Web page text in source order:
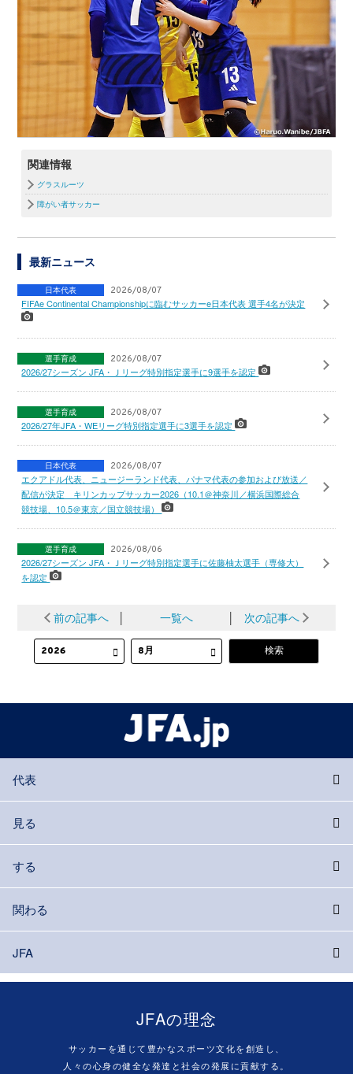
関連情報
グラスルーツ
障がい者サッカー
最新ニュース
日本代表 2026/08/07
FIFAe Continental Championshipに臨むサッカーe日本代表 選手4名が決定
選手育成 2026/08/07
2026/27シーズン JFA・Ｊリーグ特別指定選手に9選手を認定
選手育成 2026/08/07
2026/27年JFA・WEリーグ特別指定選手に3選手を認定
日本代表 2026/08/07
エクアドル代表、ニュージーランド代表、パナマ代表の参加および放送／
配信が決定 キリンカップサッカー2026（10.1＠神奈川／横浜国際総合
競技場、10.5＠東京／国立競技場）
選手育成 2026/08/06
2026/27シーズン JFA・Ｊリーグ特別指定選手に佐藤柚太選手（専修大）
を認定
前の記事へ │ 一覧へ │ 次の記事へ
代表
見る
する
関わる
JFA
JFAの理念
サッカーを通じて豊かなスポーツ文化を創造し、
人々の心身の健全な発達と社会の発展に貢献する。